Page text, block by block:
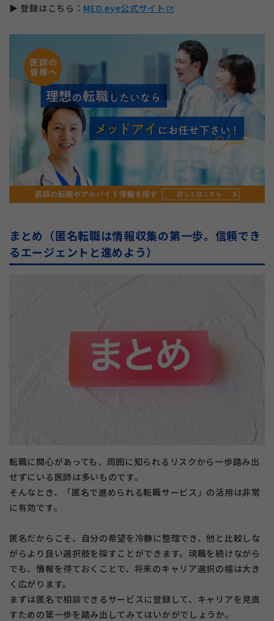
▶ 登録はこちら： MED.eye公式サイト open_in_new
まとめ（匿名転職は情報収集の第一歩。信頼でき
るエージェントと進めよう）
転職に関心があっても、周囲に知られるリスクから一歩踏み出
せずにいる医師は多いものです。
そんなとき、「匿名で進められる転職サービス」の活用は非常
に有効です。
匿名だからこそ、自分の希望を冷静に整理でき、他と比較しな
がらより良い選択肢を探すことができます。現職を続けながら
でも、情報を得ておくことで、将来のキャリア選択の幅は大き
く広がります。
まずは匿名で相談できるサービスに登録して、キャリアを見直
すための第一歩を踏み出してみてはいかがでしょうか。